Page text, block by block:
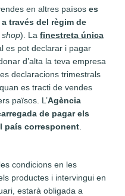
en altres països es
través del règim de
). La finestreta única
es pot declarar i pagar
d’alta la teva empresa
declaracions trimestrals
es tracti de vendes
països. L’Agència
de pagar els
país corresponent
condicions en les
productes i intervingui en
estarà obligada a